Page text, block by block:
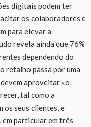
digitais podem ter
os colaboradores e
para elevar a
revela ainda que 76%
dependendo do
retalho passa por uma
aproveitar «o
tal como a
os seus clientes, e
particular em três